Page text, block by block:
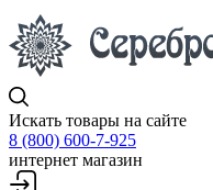
Искать товары на сайте
8 (800) 600-7-925
интернет магазин